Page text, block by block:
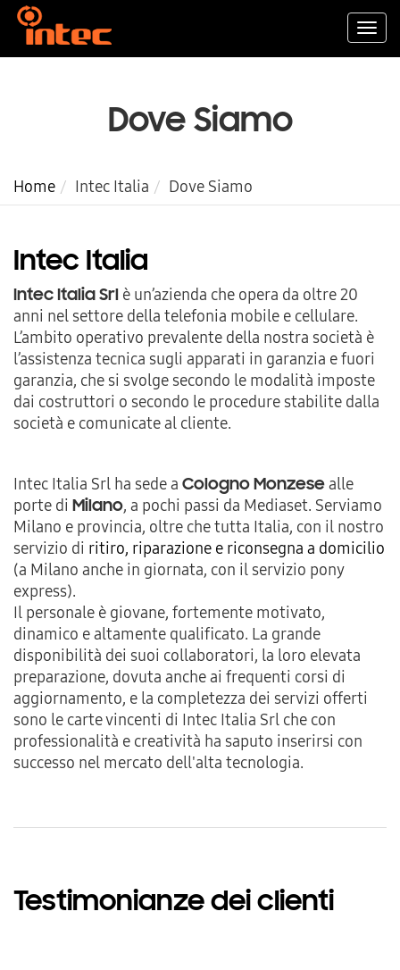
Dove Siamo
Home Intec Italia Dove Siamo
Intec Italia
Intec Italia Srl è un’azienda che opera da oltre 20
anni nel settore della telefonia mobile e cellulare.
L’ambito operativo prevalente della nostra società è
l’assistenza tecnica sugli apparati in garanzia e fuori
garanzia, che si svolge secondo le modalità imposte
dai costruttori o secondo le procedure stabilite dalla
società e comunicate al cliente.
Intec Italia Srl ha sede a Cologno Monzesealle
porte di Milano, a pochi passi da Mediaset. Serviamo
Milano e provincia, oltre che tutta Italia, con il nostro
servizio di ritiro, riparazione e riconsegna a domicilio
(a Milano anche in giornata, con il servizio pony
express).
Il personale è giovane, fortemente motivato,
dinamico e altamente qualificato. La grande
disponibilità dei suoi collaboratori, la loro elevata
preparazione, dovuta anche ai frequenti corsi di
aggiornamento, e la completezza dei servizi offerti
sono le carte vincenti di Intec Italia Srl che con
professionalità e creatività ha saputo inserirsi con
successo nel mercato dell'alta tecnologia.
Testimonianze dei clienti